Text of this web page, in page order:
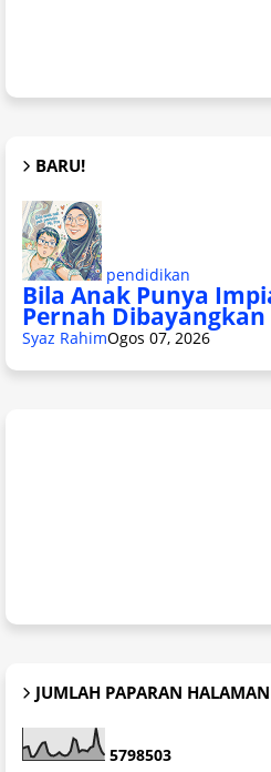
BARU!
pendidikan
Bila Anak Punya
Pernah Dibayangkan
Syaz RahimOgos 07, 2026
JUMLAH PAPARAN HALAMAN
5798503